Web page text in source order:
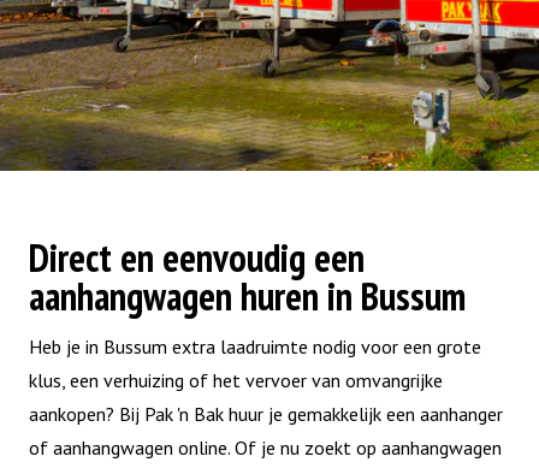
Direct en eenvoudig een
aanhangwagen huren in Bussum
Heb je in Bussum extra laadruimte nodig voor een grote
klus, een verhuizing of het vervoer van omvangrijke
aankopen? Bij Pak 'n Bak huur je gemakkelijk een aanhanger
of aanhangwagen online. Of je nu zoekt op aanhangwagen